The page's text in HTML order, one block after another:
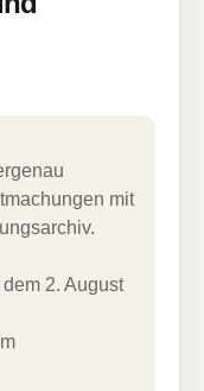
mit
2. August